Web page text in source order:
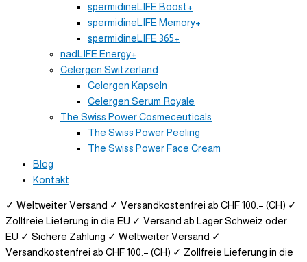
spermidineLIFE Boost+
spermidineLIFE Memory+
spermidineLIFE 365+
nadLIFE Energy+
Celergen Switzerland
Celergen Kapseln
Celergen Serum Royale
The Swiss Power Cosmeceuticals
The Swiss Power Peeling
The Swiss Power Face Cream
Blog
Kontakt
✓ Weltweiter Versand ✓ Versandkostenfrei ab CHF 100.– (CH) ✓
Zollfreie Lieferung in die EU ✓ Versand ab Lager Schweiz oder
EU ✓ Sichere Zahlung ✓ Weltweiter Versand ✓
Versandkostenfrei ab CHF 100.– (CH) ✓ Zollfreie Lieferung in die